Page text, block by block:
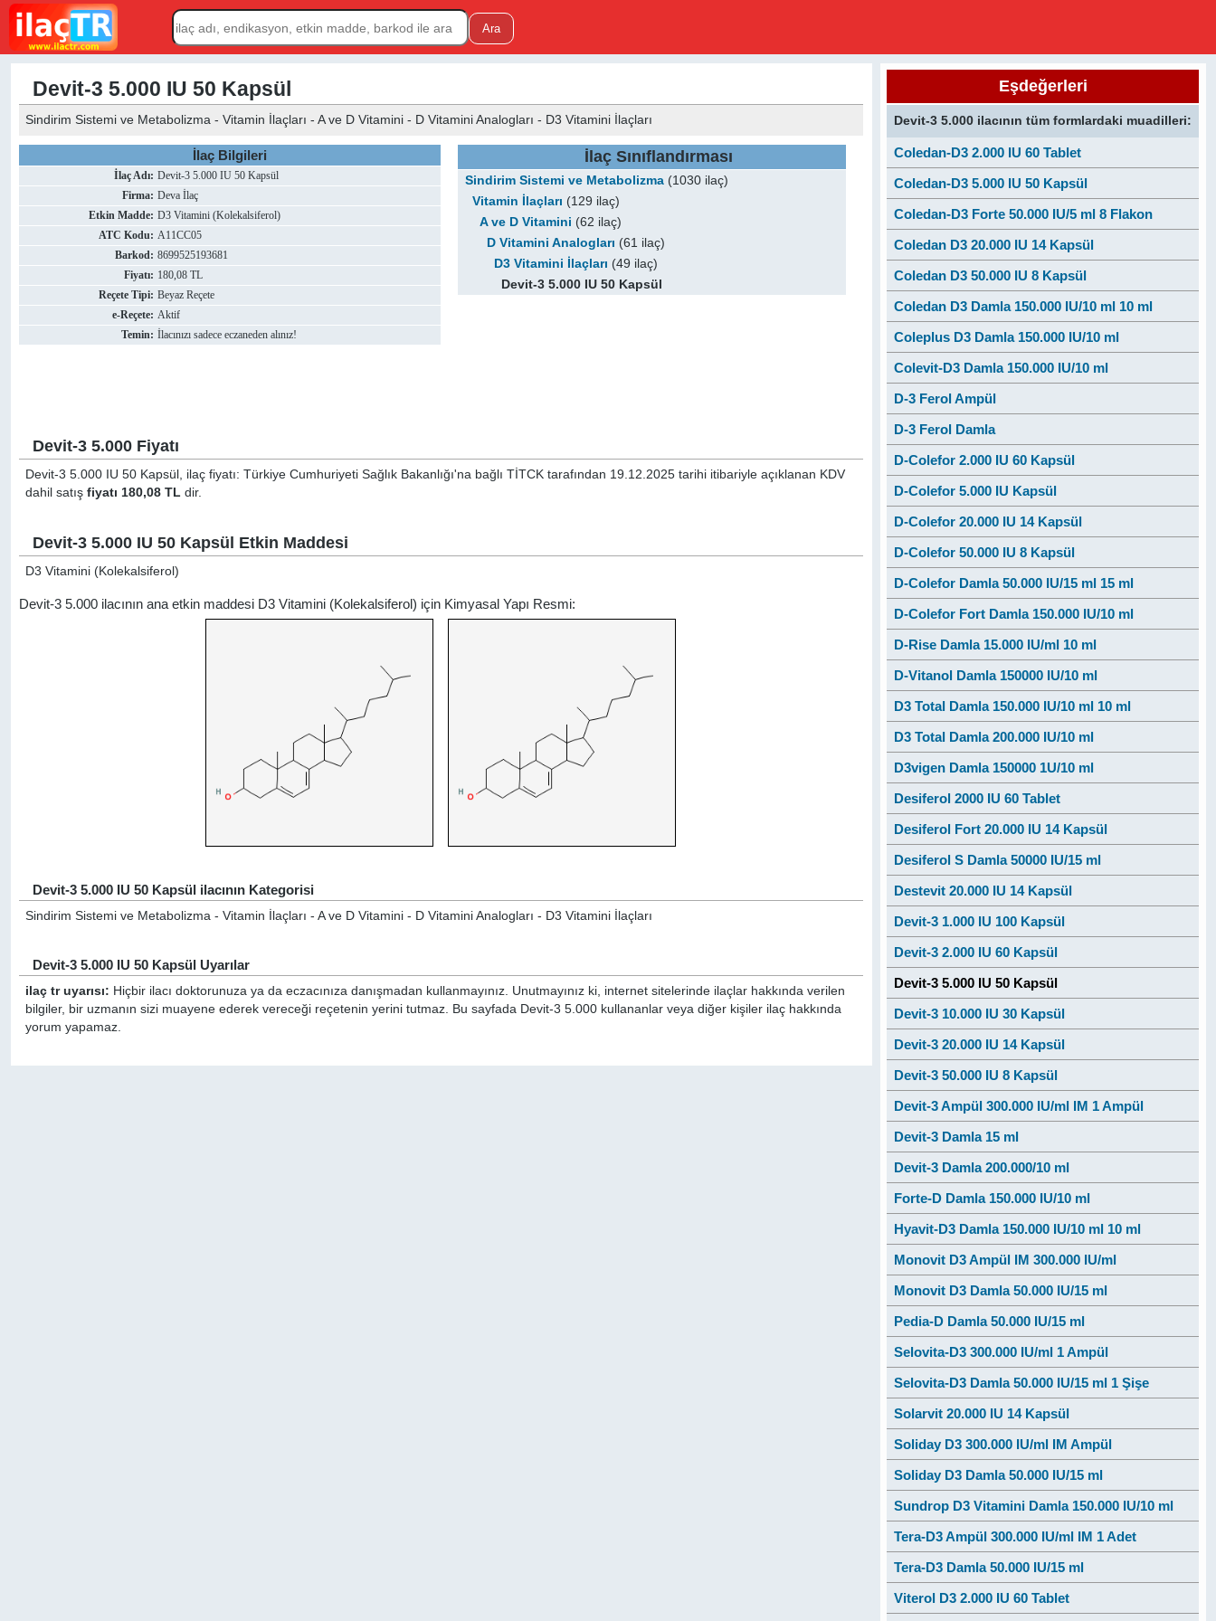
Devit-3 5.000 IU 50 Kapsül
Sindirim Sistemi ve Metabolizma - Vitamin İlaçları - A ve D Vitamini - D Vitamini Analogları - D3 Vitamini İlaçları
İlaç Bilgileri
İlaç Adı: Devit-3 5.000 IU 50 Kapsül
Firma: Deva İlaç
Etkin Madde: D3 Vitamini (Kolekalsiferol)
ATC Kodu: A11CC05
Barkod: 8699525193681
Fiyatı: 180,08 TL
Reçete Tipi: Beyaz Reçete
e-Reçete: Aktif
Temin: İlacınızı sadece eczaneden alınız!
İlaç Sınıflandırması
Sindirim Sistemi ve Metabolizma (1030 ilaç)
Vitamin İlaçları (129 ilaç)
A ve D Vitamini (62 ilaç)
D Vitamini Analogları (61 ilaç)
D3 Vitamini İlaçları (49 ilaç)
Devit-3 5.000 IU 50 Kapsül
Devit-3 5.000 Fiyatı
Devit-3 5.000 IU 50 Kapsül, ilaç fiyatı: Türkiye Cumhuriyeti Sağlık Bakanlığı'na bağlı TİTCK tarafından 19.12.2025 tarihi itibariyle açıklanan KDV
dahil satışfiyatı 180,08 TL dir.
Devit-3 5.000 IU 50 Kapsül Etkin Maddesi
D3 Vitamini (Kolekalsiferol)
Devit-3 5.000 ilacının ana etkin maddesi D3 Vitamini (Kolekalsiferol) için Kimyasal Yapı Resmi:
Devit-3 5.000 IU 50 Kapsül ilacının Kategorisi
Sindirim Sistemi ve Metabolizma - Vitamin İlaçları - A ve D Vitamini - D Vitamini Analogları - D3 Vitamini İlaçları
Devit-3 5.000 IU 50 Kapsül Uyarılar
ilaç tr uyarısı: Hiçbir ilacı doktorunuza ya da eczacınıza danışmadan kullanmayınız. Unutmayınız ki, internet sitelerinde ilaçlar hakkında verilen
bilgiler, bir uzmanın sizi muayene ederek vereceği reçetenin yerini tutmaz. Bu sayfada Devit-3 5.000 kullananlar veya diğer kişiler ilaç hakkında
yorum yapamaz.
Eşdeğerleri
Devit-3 5.000 ilacının tüm formlardaki muadilleri:
Coledan-D3 2.000 IU 60 Tablet
Coledan-D3 5.000 IU 50 Kapsül
Coledan-D3 Forte 50.000 IU/5 ml 8 Flakon
Coledan D3 20.000 IU 14 Kapsül
Coledan D3 50.000 IU 8 Kapsül
Coledan D3 Damla 150.000 IU/10 ml 10 ml
Coleplus D3 Damla 150.000 IU/10 ml
Colevit-D3 Damla 150.000 IU/10 ml
D-3 Ferol Ampül
D-3 Ferol Damla
D-Colefor 2.000 IU 60 Kapsül
D-Colefor 5.000 IU Kapsül
D-Colefor 20.000 IU 14 Kapsül
D-Colefor 50.000 IU 8 Kapsül
D-Colefor Damla 50.000 IU/15 ml 15 ml
D-Colefor Fort Damla 150.000 IU/10 ml
D-Rise Damla 15.000 IU/ml 10 ml
D-Vitanol Damla 150000 IU/10 ml
D3 Total Damla 150.000 IU/10 ml 10 ml
D3 Total Damla 200.000 IU/10 ml
D3vigen Damla 150000 1U/10 ml
Desiferol 2000 IU 60 Tablet
Desiferol Fort 20.000 IU 14 Kapsül
Desiferol S Damla 50000 IU/15 ml
Destevit 20.000 IU 14 Kapsül
Devit-3 1.000 IU 100 Kapsül
Devit-3 2.000 IU 60 Kapsül
Devit-3 5.000 IU 50 Kapsül
Devit-3 10.000 IU 30 Kapsül
Devit-3 20.000 IU 14 Kapsül
Devit-3 50.000 IU 8 Kapsül
Devit-3 Ampül 300.000 IU/ml IM 1 Ampül
Devit-3 Damla 15 ml
Devit-3 Damla 200.000/10 ml
Forte-D Damla 150.000 IU/10 ml
Hyavit-D3 Damla 150.000 IU/10 ml 10 ml
Monovit D3 Ampül IM 300.000 IU/ml
Monovit D3 Damla 50.000 IU/15 ml
Pedia-D Damla 50.000 IU/15 ml
Selovita-D3 300.000 IU/ml 1 Ampül
Selovita-D3 Damla 50.000 IU/15 ml 1 Şişe
Solarvit 20.000 IU 14 Kapsül
Soliday D3 300.000 IU/ml IM Ampül
Soliday D3 Damla 50.000 IU/15 ml
Sundrop D3 Vitamini Damla 150.000 IU/10 ml
Tera-D3 Ampül 300.000 IU/ml IM 1 Adet
Tera-D3 Damla 50.000 IU/15 ml
Viterol D3 2.000 IU 60 Tablet